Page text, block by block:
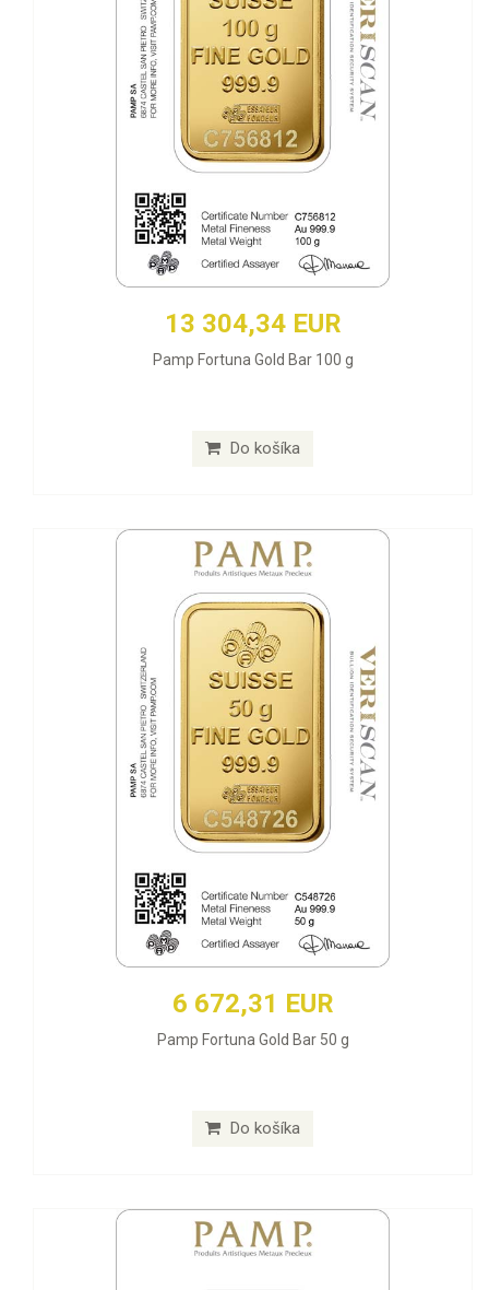
13 304,34 EUR
Pamp Fortuna Gold Bar 100 g
Do košíka
6 672,31 EUR
Pamp Fortuna Gold Bar 50 g
Do košíka